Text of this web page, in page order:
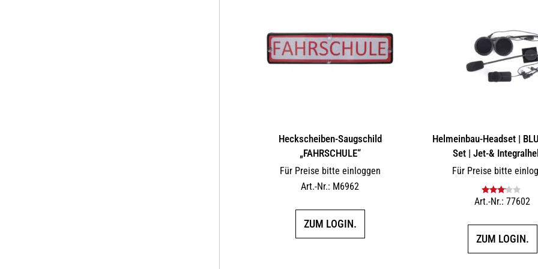
Heckscheiben-Saugschild
„FAHRSCHULE“
Für Preise bitte einloggen
Art.-Nr.: M6962
ZUM LOGIN.
Helmeinbau-Headset |
Set | Jet-&
Für Preise bitte
Bewertet
von 5
Art.-Nr.: 77602
ZUM LOGIN.